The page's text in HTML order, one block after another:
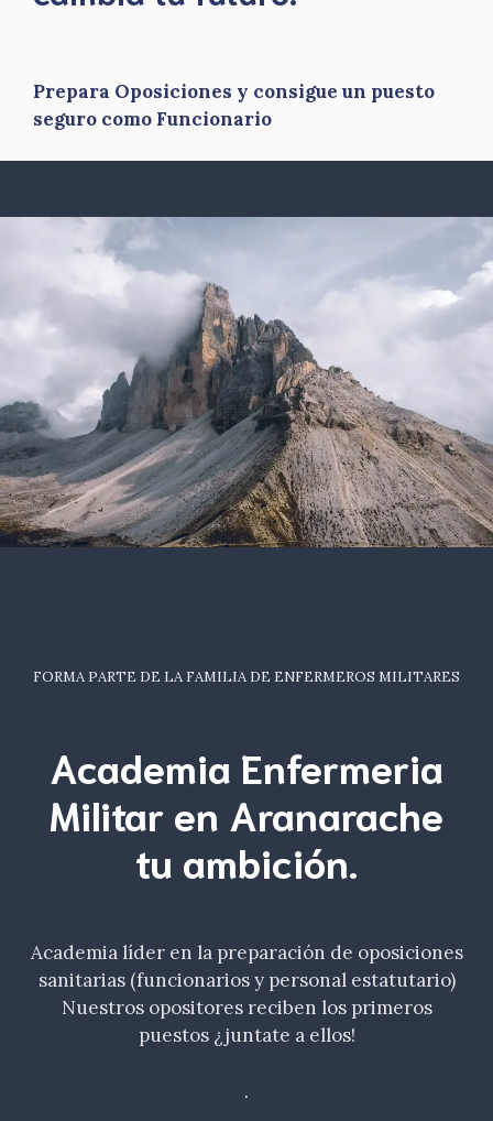
Prepara Oposiciones y consigue un puesto
seguro como Funcionario
FORMA PARTE DE LA FAMILIA DE ENFERMEROS MILITARES
Academia Enfermeria
Militar en Aranarache
tu ambición.
Academia líder en la preparación de oposiciones
sanitarias (funcionarios y personal estatutario)
Nuestros opositores reciben los primeros
puestos ¿juntate a ellos!
.